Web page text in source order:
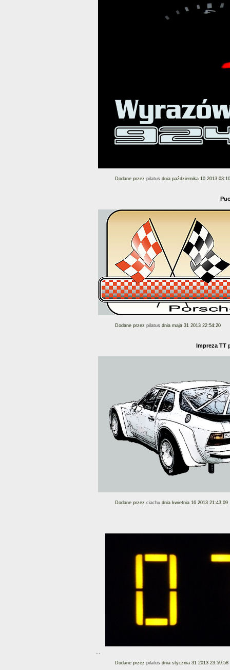
Dodane przez pilatus dnia października 10 2013
Dodane przez pilatus dnia maja 31 2013 22:54:20
Impreza TT
Dodane przez ciachu dnia kwietnia 16 2013 21:43:09
Dodane przez pilatus dnia stycznia 31 2013 23:59:58